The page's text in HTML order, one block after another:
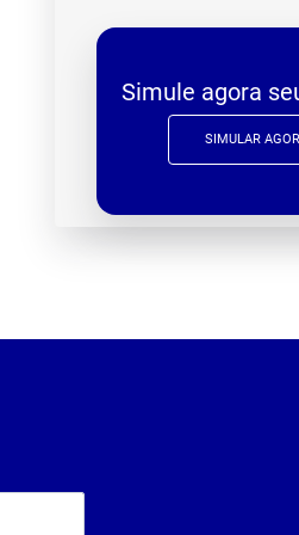
Simule agora
SIMULAR